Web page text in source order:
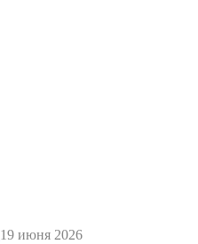
19 июня 2026